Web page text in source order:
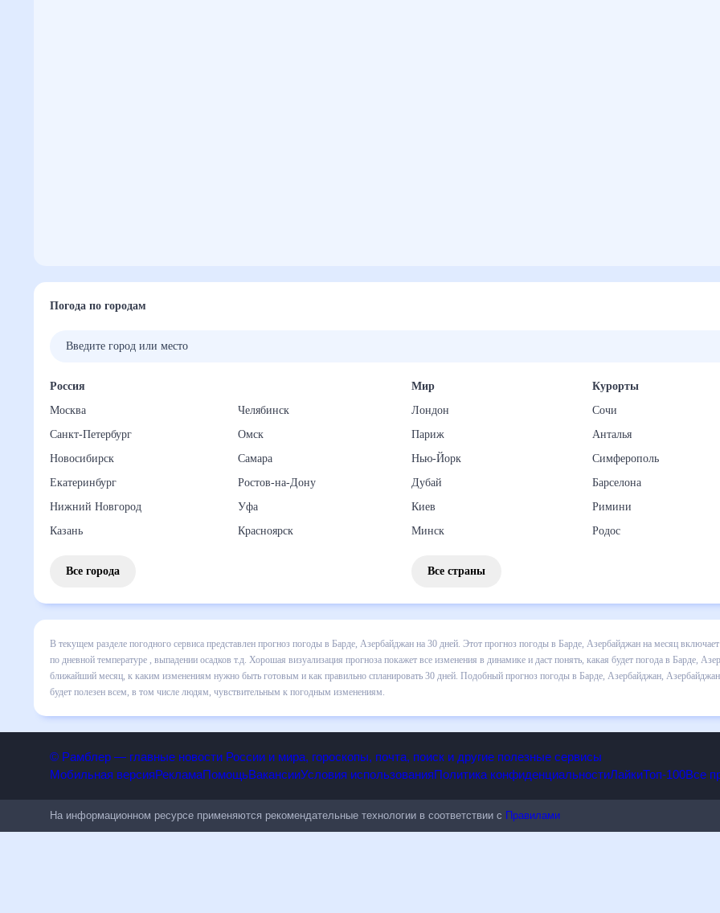
Погода по городам
Россия
Москва
Санкт-Петербург
Новосибирск
Екатеринбург
Нижний Новгород
Казань
Челябинск
Омск
Самара
Ростов-на-Дону
Уфа
Красноярск
Все города
Мир
Лондон
Париж
Нью-Йорк
Дубай
Киев
Минск
Курорты
Сочи
Анталья
Симферополь
Барселона
Римини
Родос
Все страны
В текущем разделе погодного сервиса представлен прогноз погоды в Барде, Азербайджан на 30 дней. Этот прогноз погоды в
Азербайджан на месяц включает все сведения по дневной температуре , выпадении осадков т.д. Хорошая визуализация
все изменения в динамике и даст понять, какая будет погода в Барде, Азербайджан в ближайший месяц, к каким изменениям
готовым и как правильно спланировать 30 дней. Подобный прогноз погоды в Барде, Азербайджан, Азербайджан, на 30 дней
© Рамблер — главные новости России и мира, гороскопы, почта, поиск и другие полезные сервисы
На информационном ресурсе применяются рекомендательные технологии в соответствии сПравилами